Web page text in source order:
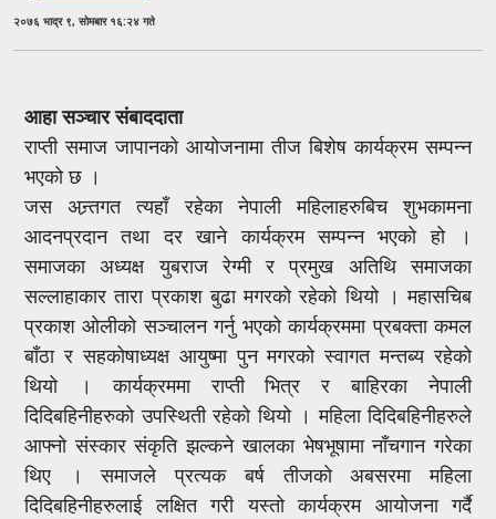
२०७६ भाद्र ९, सोमबार १६:२४ गते
आहा सञ्चार संबाददाता
राप्ती समाज जापानको आयोजनामा तीज बिशेष कार्यक्रम सम्पन्न
भएको छ ।
जस अन्र्तगत त्यहाँ रहेका नेपाली महिलाहरुबिच शुभकामना
आदनप्रदान तथा दर खाने कार्यक्रम सम्पन्न भएको हो ।
समाजका अध्यक्ष युबराज रेग्मी र प्रमुख अतिथि समाजका
सल्लाहाकार तारा प्रकाश बुढा मगरको रहेको थियो । महासचिब
प्रकाश ओलीको सञ्चालन गर्नु भएको कार्यक्रममा प्रबक्ता कमल
बाँठा र सहकोषाध्यक्ष आयुष्मा पुन मगरको स्वागत मन्तब्य रहेको
थियो । कार्यक्रममा राप्ती भित्र र बाहिरका नेपाली
दिदिबहिनीहरुको उपस्थिती रहेको थियो । महिला दिदिबहिनीहरुले
आफ्नो संस्कार संकृति झल्कने खालका भेषभूषामा नाँचगान गरेका
थिए । समाजले प्रत्यक बर्ष तीजको अबसरमा महिला
दिदिबहिनीहरुलाई लक्षित गरी यस्तो कार्यक्रम आयोजना गर्दै